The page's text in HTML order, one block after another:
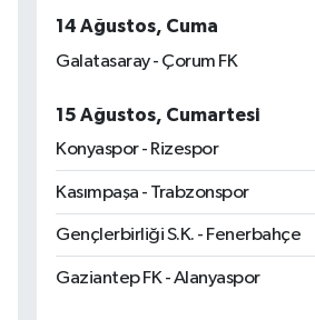
14 Ağustos, Cuma
Galatasaray - Çorum FK
15 Ağustos, Cumartesi
Konyaspor - Rizespor
Kasımpaşa - Trabzonspor
Gençlerbirliği S.K. - Fenerbahçe
Gaziantep FK - Alanyaspor